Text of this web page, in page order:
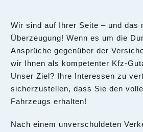
Wir sind auf Ihrer Seite – und das
Überzeugung! Wenn es um die
Ansprüche gegenüber der
wir Ihnen als kompetenter Kfz-
Unser Ziel? Ihre Interessen zu
sicherzustellen, dass Sie den
Fahrzeugs erhalten!
Nach einem unverschuldeten